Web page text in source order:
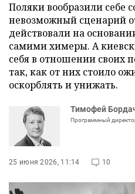
Поляки вообразили себе
невозможный сценарий
действовали на
самими химеры. А
себя в отношении своих
так, как от них стоило
оскорблять и унижать.
Тимофей
Программный
25 июня 2026, 11:14 10